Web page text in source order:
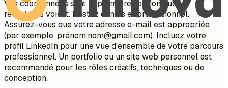
Vos coordonnées sont la première section que les
recruteurs voient. Restez concis et professionnel.
Assurez-vous que votre adresse e-mail est appropriée
(par exemple, prénom.nom@gmail.com). Incluez votre
profil LinkedIn pour une vue d'ensemble de votre parcours
professionnel. Un portfolio ou un site web personnel est
recommandé pour les rôles créatifs, techniques ou de
conception.